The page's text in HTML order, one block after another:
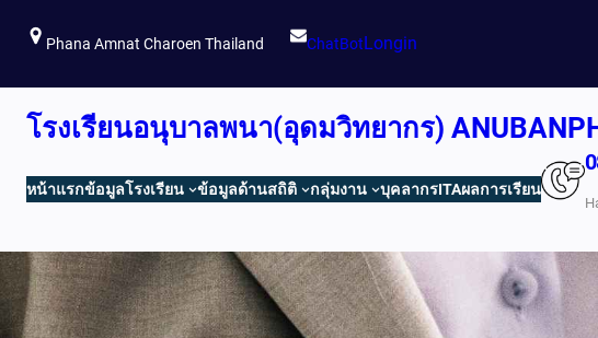
เนื้อหา
Phana Amnat Charoen Thailand ChatBotLongin
โรงเรียนอนุบาลพนา(อุดมวิทยากร)
หน้าแรกข้อมูลโรงเรียน ข้อมูลด้านสถิติ กลุ่มงาน บุคลากรITAผลการเรียน